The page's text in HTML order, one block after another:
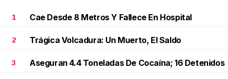
1 Cae Desde 8 Metros Y Fallece En Hospital
2 Trágica Volcadura: Un Muerto, El Saldo
3 Aseguran 4.4 Toneladas De Cocaína; 16 Detenidos